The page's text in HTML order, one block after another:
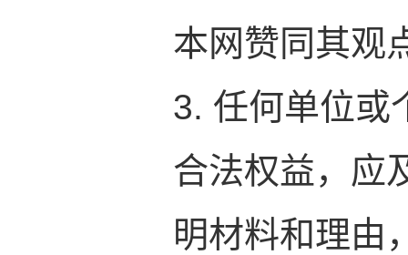
本网赞同其观
3. 任何单位或
合法权益，应
明材料和理由